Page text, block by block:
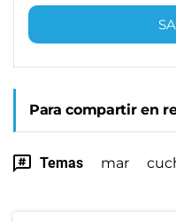
Para compartir en
Temas mar